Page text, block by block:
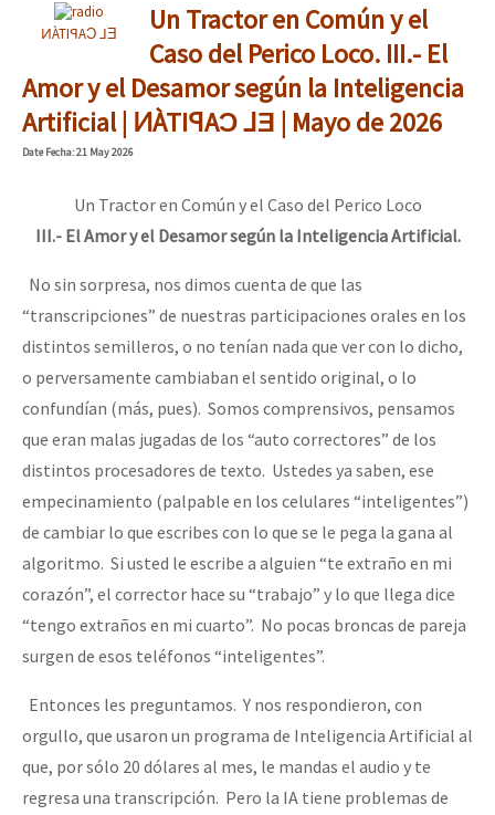
ͶÀTIꟼAƆ ⅃Ǝ
Un Tractor en Común y el
Caso del Perico Loco. III.- El
Amor y el Desamor según la Inteligencia
Artificial | ͶÀTIꟼAƆ ⅃Ǝ | Mayo de 2026
DateFecha: 21 May 2026
Un Tractor en Común y el Caso del Perico Loco
III.- El Amor y el Desamor según la Inteligencia Artificial.
No sin sorpresa, nos dimos cuenta de que las
“transcripciones” de nuestras participaciones orales en los
distintos semilleros, o no tenían nada que ver con lo dicho,
o perversamente cambiaban el sentido original, o lo
confundían (más, pues). Somos comprensivos, pensamos
que eran malas jugadas de los “auto correctores” de los
distintos procesadores de texto. Ustedes ya saben, ese
empecinamiento (palpable en los celulares “inteligentes”)
de cambiar lo que escribes con lo que se le pega la gana al
algoritmo. Si usted le escribe a alguien “te extraño en mi
corazón”, el corrector hace su “trabajo” y lo que llega dice
“tengo extraños en mi cuarto”. No pocas broncas de pareja
surgen de esos teléfonos “inteligentes”.
Entonces les preguntamos. Y nos respondieron, con
orgullo, que usaron un programa de Inteligencia Artificial al
que, por sólo 20 dólares al mes, le mandas el audio y te
regresa una transcripción. Pero la IA tiene problemas de